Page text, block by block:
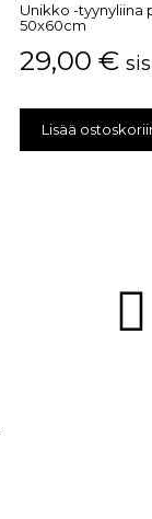
Unikko -tyynyliina
50x60cm
29,00€
Lisää